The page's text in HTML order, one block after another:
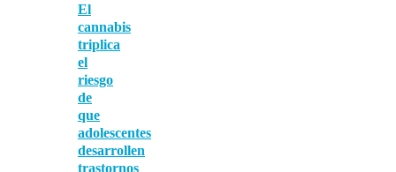
El
cannabis
triplica
el
riesgo
de
que
adolescentes
desarrollen
trastornos